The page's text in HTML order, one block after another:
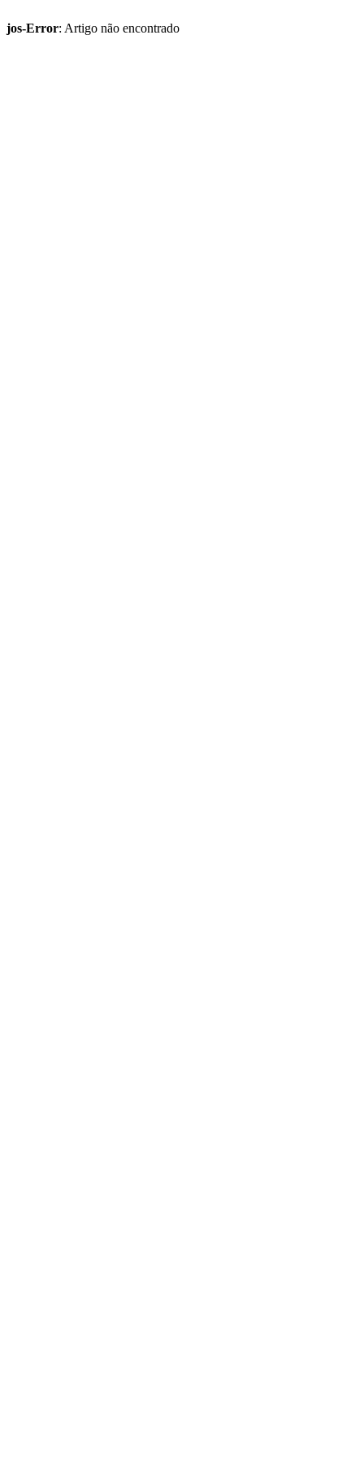
jos-Error: Artigo não encontrado